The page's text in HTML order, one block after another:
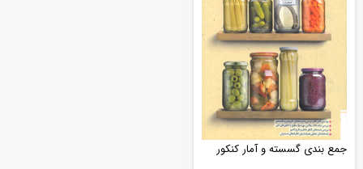
بندی گسسته و آمار کنکور